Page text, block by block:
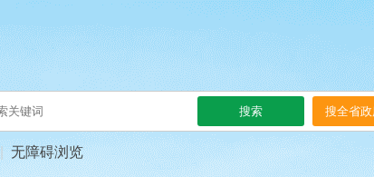
无障碍浏览